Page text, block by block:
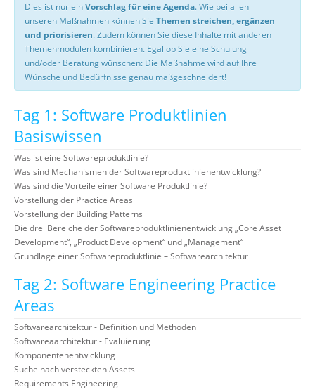
Dies ist nur einVorschlag für eine Agenda. Wie bei allen
unseren Maßnahmen können Sie Themen streichen, ergänzen
und priorisieren. Zudem können Sie diese Inhalte mit anderen
Themenmodulen kombinieren. Egal ob Sie eine Schulung
und/oder Beratung wünschen: Die Maßnahme wird auf Ihre
Wünsche und Bedürfnisse genau maßgeschneidert!
Tag 1: Software Produktlinien
Basiswissen
Was ist eine Softwareproduktlinie?
Was sind Mechanismen der Softwareproduktlinienentwicklung?
Was sind die Vorteile einer Software Produktlinie?
Vorstellung der Practice Areas
Vorstellung der Building Patterns
Die drei Bereiche der Softwareproduktlinienentwicklung „Core Asset
Development“, „Product Development“ und „Management“
Grundlage einer Softwareproduktlinie – Softwarearchitektur
Tag 2: Software Engineering Practice
Areas
Softwarearchitektur - Definition und Methoden
Softwareaarchitektur - Evaluierung
Komponentenentwicklung
Suche nach versteckten Assets
Requirements Engineering